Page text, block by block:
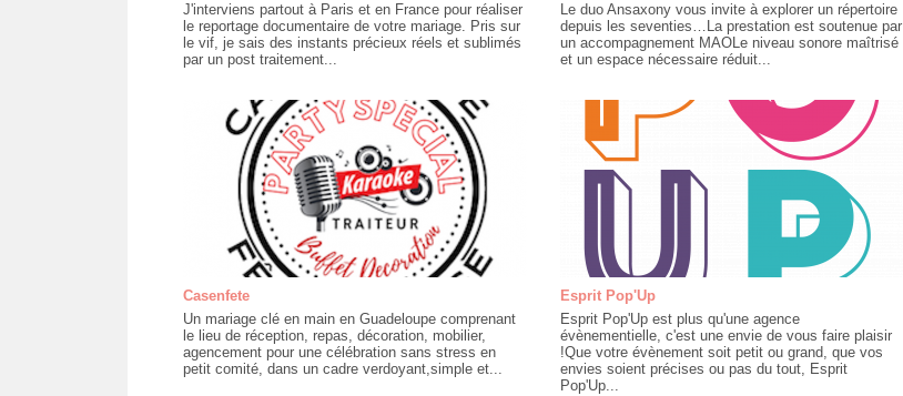
J'interviens partout à Paris et en France pour réaliser
le reportage documentaire de votre mariage. Pris sur
le vif, je sais des instants précieux réels et sublimés
par un post traitement...
Le duo Ansaxony vous invite à explorer un répertoire
depuis les seventies…La prestation est soutenue par
un accompagnement MAOLe niveau sonore maîtrisé
et un espace nécessaire réduit...
Casenfete
Un mariage clé en main en Guadeloupe comprenant
le lieu de réception, repas, décoration, mobilier,
agencement pour une célébration sans stress en
petit comité, dans un cadre verdoyant,simple et...
Esprit Pop'Up
Esprit Pop'Up est plus qu'une agence
évènementielle, c'est une envie de vous faire plaisir
!Que votre évènement soit petit ou grand, que vos
envies soient précises ou pas du tout, Esprit
Pop'Up...